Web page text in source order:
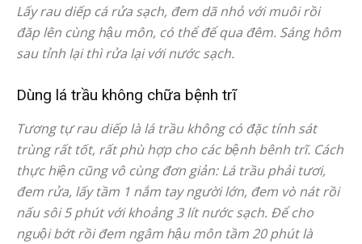
Lấy rau diếp cá rửa sạch, đem dã nhỏ với muôi rồi
đăp lên cùng hậu môn, có thể để qua đêm. Sáng hôm
sau tỉnh lại thì rửa lại với nước sạch.
Dùng lá trầu không chữa bệnh trĩ
Tương tự rau diếp là lá trầu không có đặc tính sát
trùng rất tốt, rất phù hợp cho các bệnh bênh trĩ. Cách
thực hiện cũng vô cùng đơn giản: Lá trầu phải tươi,
đem rửa, lấy tầm 1 nắm tay người lớn, đem vò nát rồi
nấu sôi 5 phút với khoảng 3 lít nước sạch. Để cho
nguội bớt rồi đem ngâm hậu môn tầm 20 phút là